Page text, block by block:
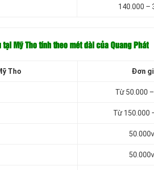
140.000 –
Mỹ Tho tính theo mét dài của Quang Phát
Tho Đơn
Từ 50.000
Từ 150.000